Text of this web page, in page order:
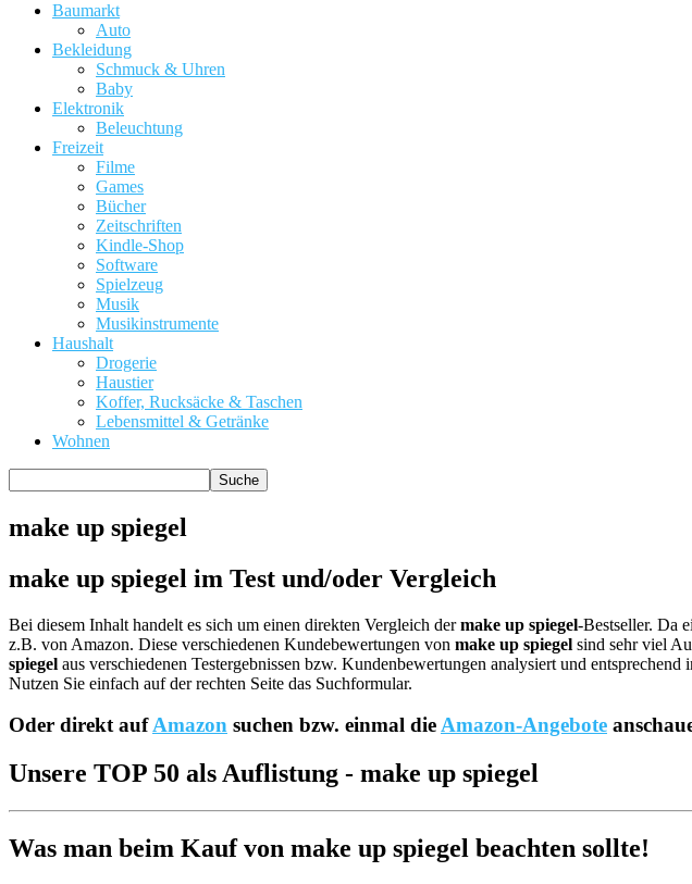
Baumarkt
Auto
Bekleidung
Schmuck & Uhren
Baby
Elektronik
Beleuchtung
Freizeit
Filme
Games
Bücher
Zeitschriften
Kindle-Shop
Software
Spielzeug
Musik
Musikinstrumente
Haushalt
Drogerie
Haustier
Koffer, Rucksäcke & Taschen
Lebensmittel & Getränke
Wohnen
make up spiegel
make up spiegel im Test und/oder Vergleich
Bei diesem Inhalt handelt es sich um einen direkten Vergleich dermake up spiegel-Bestseller. Da
z.B. von Amazon. Diese verschiedenen Kundebewertungen von make up spiegel sind sehr viel
spiegel aus verschiedenen Testergebnissen bzw. Kundenbewertungen analysiert und
Nutzen Sie einfach auf der rechten Seite das Suchformular.
Oder direkt aufAmazon suchen bzw. einmal dieAmazon-Angebote
Unsere TOP 50 als Auflistung - make up spiegel
Was man beim Kauf von make up spiegel beachten sollte!